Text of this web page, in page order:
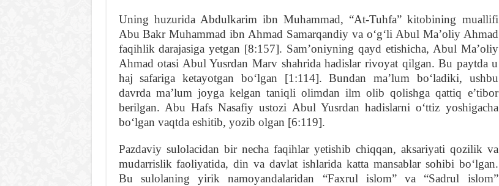
Uning huzurida Abdulkarim ibn Muhammad, “At-Tuhfa” kitobining muallifi
Abu Bakr Muhammad ibn Ahmad Samarqandiy va oʻgʻli Abul Maʼoliy Ahmad
faqihlik darajasiga yetgan [8:157]. Samʼoniyning qayd etishicha, Abul Maʼoliy
Ahmad otasi Abul Yusrdan Marv shahrida hadislar rivoyat qilgan. Bu paytda u
haj safariga ketayotgan boʻlgan [1:114]. Bundan maʼlum boʻladiki, ushbu
davrda maʼlum joyga kelgan taniqli olimdan ilm olib qolishga qattiq eʼtibor
berilgan. Abu Hafs Nasafiy ustozi Abul Yusrdan hadislarni oʻttiz yoshigacha
boʻlgan vaqtda eshitib, yozib olgan [6:119].
Pazdaviy sulolacidan bir necha faqihlar yetishib chiqqan, aksariyati qozilik va
mudarrislik faoliyatida, din va davlat ishlarida katta mansablar sohibi boʻlgan.
Bu sulolaning yirik namoyandalaridan “Faxrul islom” va “Sadrul islom”